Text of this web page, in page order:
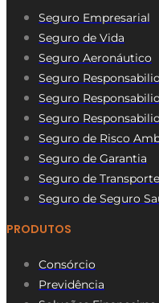
Seguro Empresarial
Seguro de Vida
Seguro Aeronáutico
Seguro
Seguro
Seguro
Seguro de Risco
Seguro de Garantia
Seguro de Transporte
Seguro de Seguro
PRODUTOS
Consórcio
Previdência